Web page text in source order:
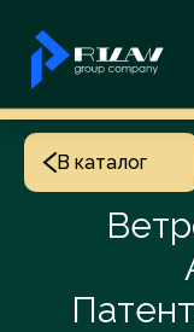
В каталог